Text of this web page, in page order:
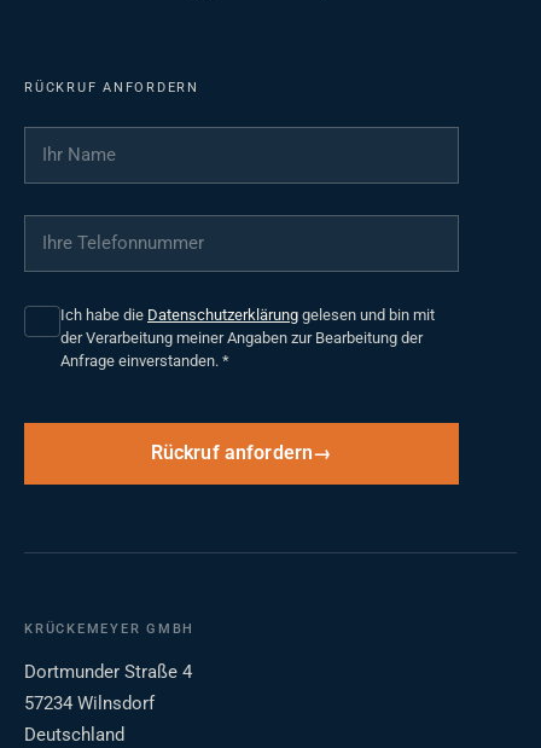
RÜCKRUF ANFORDERN
Ihr Name
Ihre Telefonnummer
Ich habe die Datenschutzerklärung gelesen und bin mit
der Verarbeitung meiner Angaben zur Bearbeitung der
Anfrage einverstanden. *
Rückruf anfordern
KRÜCKEMEYER GMBH
Dortmunder Straße 4
57234 Wilnsdorf
Deutschland